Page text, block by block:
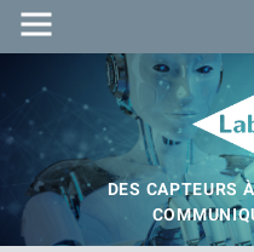
DES CAPTEURS